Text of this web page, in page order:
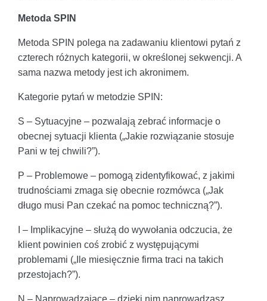
Metoda SPIN
Metoda SPIN polega na zadawaniu klientowi pytań z
czterech różnych kategorii, w określonej sekwencji. A
sama nazwa metody jest ich akronimem.
Kategorie pytań w metodzie SPIN:
S – Sytuacyjne – pozwalają zebrać informacje o
obecnej sytuacji klienta („Jakie rozwiązanie stosuje
Pani w tej chwili?”).
P – Problemowe – pomogą zidentyfikować, z jakimi
trudnościami zmaga się obecnie rozmówca („Jak
długo musi Pan czekać na pomoc techniczną?”).
I – Implikacyjne – służą do wywołania odczucia, że
klient powinien coś zrobić z występującymi
problemami („Ile miesięcznie firma traci na takich
przestojach?”).